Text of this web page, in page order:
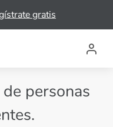
gratis
personas